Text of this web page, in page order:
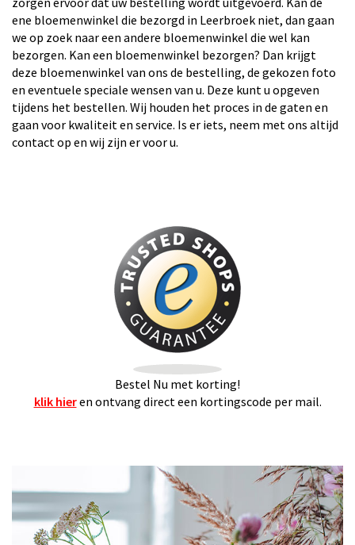
ene bloemenwinkel die bezorgd in Leerbroek niet, dan gaan
we op zoek naar een andere bloemenwinkel die wel kan
bezorgen. Kan een bloemenwinkel bezorgen? Dan krijgt
deze bloemenwinkel van ons de bestelling, de gekozen foto
en eventuele speciale wensen van u. Deze kunt u opgeven
tijdens het bestellen. Wij houden het proces in de gaten en
gaan voor kwaliteit en service. Is er iets, neem met ons altijd
contact op en wij zijn er voor u.
Bestel Nu met korting!
klik hieren ontvang direct een kortingscode per mail.